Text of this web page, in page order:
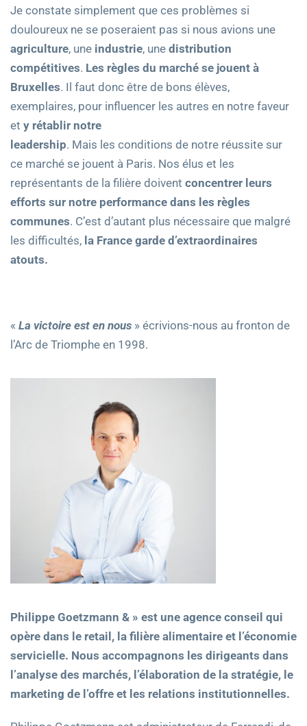
Je constate simplement que ces problèmes si
douloureux ne se poseraient pas si nous avions une
agriculture, une industrie, une distribution
compétitives. Les règles du marché se jouent à
Bruxelles. Il faut donc être de bons élèves,
exemplaires, pour influencer les autres en notre faveur
et y rétablir notre
leadership. Mais les conditions de notre réussite sur
ce marché se jouent à Paris. Nos élus et les
représentants de la filière doivent concentrer leurs
efforts sur notre performance dans les règles
communes. C’est d’autant plus nécessaire que malgré
les difficultés, la France garde d’extraordinaires
atouts.
« La victoire est en nous » écrivions-nous au fronton de
l’Arc de Triomphe en 1998.
Philippe Goetzmann & » est une agence conseil qui
opère dans le retail, la filière alimentaire et l’économie
servicielle. Nous accompagnons les dirigeants dans
l’analyse des marchés, l’élaboration de la stratégie, le
marketing de l’offre et les relations institutionnelles.